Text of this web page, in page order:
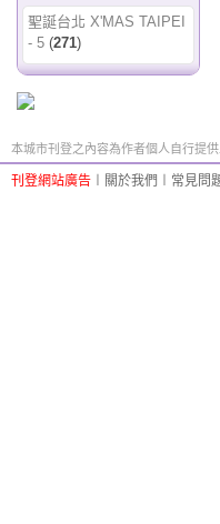
聖誕台北 X'MAS TAIPEI
- 5 (271)
本城市刊登之內容為作者個人自行提
刊登網站廣告 關於我們 常見問